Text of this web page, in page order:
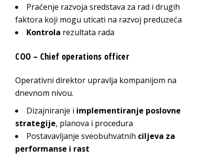
Praćenje razvoja sredstava za rad i drugih
faktora koji mogu uticati na razvoj preduzeća
Kontrola rezultata rada
COO – Chief operations officer
Operativni direktor upravlja kompanijom na
dnevnom nivou.
Dizajniranje i implementiranje poslovne
strategije, planova i procedura
Postavavljanje sveobuhvatnih ciljeva za
performanse i rast